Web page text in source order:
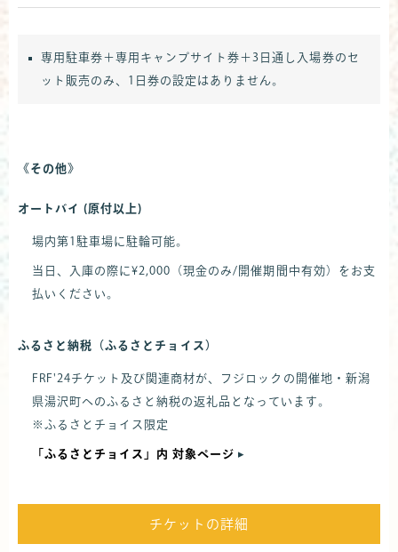
専用駐車券＋専用キャンプサイト券＋3日通し入場券のセ
ット販売のみ、1日券の設定はありません。
《その他》
オートバイ (原付以上)
場内第1駐車場に駐輪可能。
当日、入庫の際に¥2,000（現金のみ/開催期間中有効）をお支
払いください。
ふるさと納税（ふるさとチョイス）
FRF'24チケット及び関連商材が、フジロックの開催地・新潟
県湯沢町へのふるさと納税の返礼品となっています。
※ふるさとチョイス限定
「ふるさとチョイス」内 対象ページ ▸
チケットの詳細